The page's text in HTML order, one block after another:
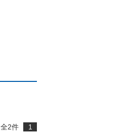
全2件 1